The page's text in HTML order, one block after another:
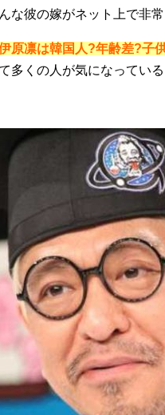
な彼の嫁がネット上で非
原凛は韓国人?年齢差?子
多くの人が気になっている